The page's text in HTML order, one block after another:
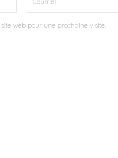
web pour une prochaine visite.